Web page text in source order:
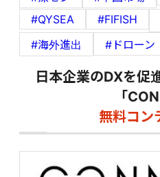
#QYSEA
#FIFISH
#海外進出
#ドローン
日本企業のDXを促
「
無料コン